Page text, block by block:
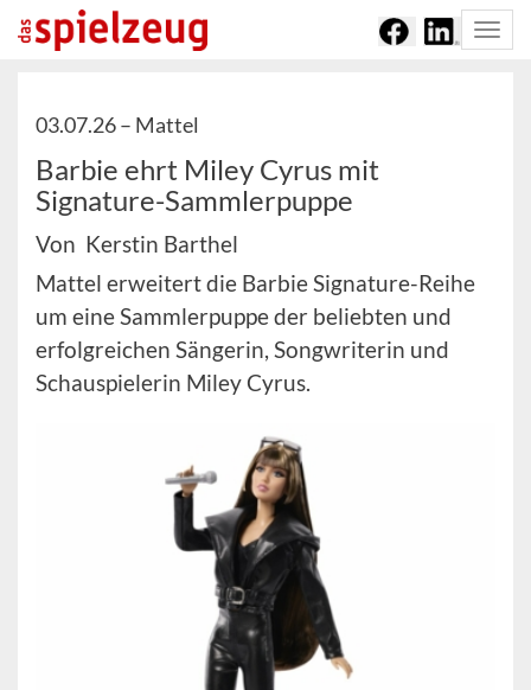
03.07.26 – Mattel
Barbie ehrt Miley Cyrus mit
Signature-Sammlerpuppe
Von Kerstin Barthel
Mattel erweitert die Barbie Signature-Reihe
um eine Sammlerpuppe der beliebten und
erfolgreichen Sängerin, Songwriterin und
Schauspielerin Miley Cyrus.